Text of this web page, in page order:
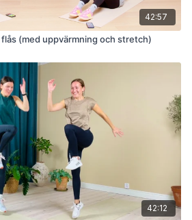
42:57
flås (med uppvärmning och stretch)
42:12